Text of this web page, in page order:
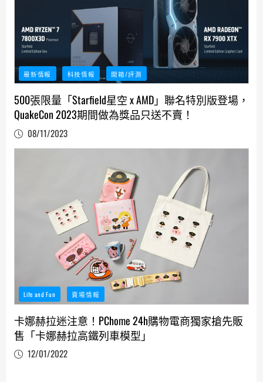
最新情報 科技情報 開箱/評測
500張限量「Starfield星空 x AMD」聯名特別版登場，
QuakeCon 2023期間做為獎品只送不賣！
08/11/2023
Life and Fun 賣場情報
卡娜赫拉迷注意！PChome 24h購物電商獨家搶先販
售「卡娜赫拉高鐵列車模型」
12/01/2022